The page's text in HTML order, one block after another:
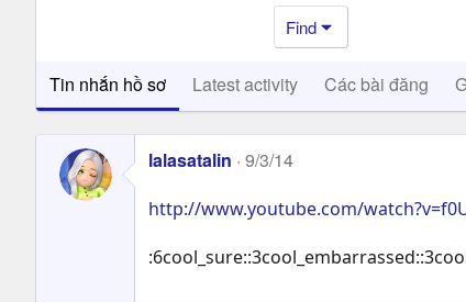
Find
Tin nhắn hồ sơ Latest activity Các bài đăng
lalasatalin 9/3/14
http://www.youtube.com/